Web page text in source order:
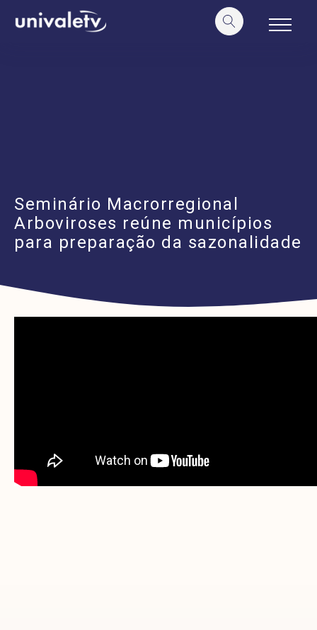
conteúdo
Seminário Macrorregional
Arboviroses reúne municípios
para preparação da sazonalidade